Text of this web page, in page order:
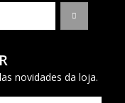
novidades da loja.